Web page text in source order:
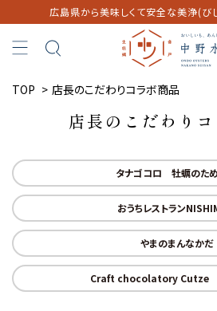
広島県から美味しくて安全な美浄(び
TOP > 店長のこだわりコラボ商品
店長のこだわり
タナゴコロ 牡蠣のた
おうちレストラン
やまのまんなかだ
Craft chocolatory Cutze